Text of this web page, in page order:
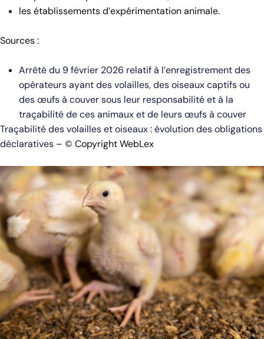
les établissements d’expérimentation animale.
Sources :
Arrêté du 9 février 2026 relatif à l’enregistrement des
opérateurs ayant des volailles, des oiseaux captifs ou
des œufs à couver sous leur responsabilité et à la
traçabilité de ces animaux et de leurs œufs à couver
Traçabilité des volailles et oiseaux : évolution des obligations
déclaratives – © Copyright WebLex